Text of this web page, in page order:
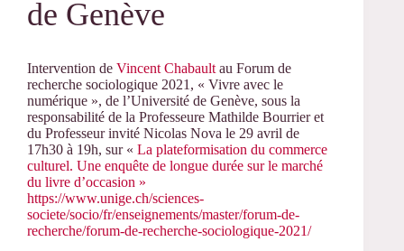
de Genève
Intervention de Vincent Chabault au Forum de
recherche sociologique 2021, « Vivre avec le
numérique », de l’Université de Genève, sous la
responsabilité de la Professeure Mathilde Bourrier et
du Professeur invité Nicolas Nova le 29 avril de
17h30 à 19h, sur « La plateformisation du commerce
culturel. Une enquête de longue durée sur le marché
du livre d’occasion »
https://www.unige.ch/sciences-
societe/socio/fr/enseignements/master/forum-de-
recherche/forum-de-recherche-sociologique-2021/